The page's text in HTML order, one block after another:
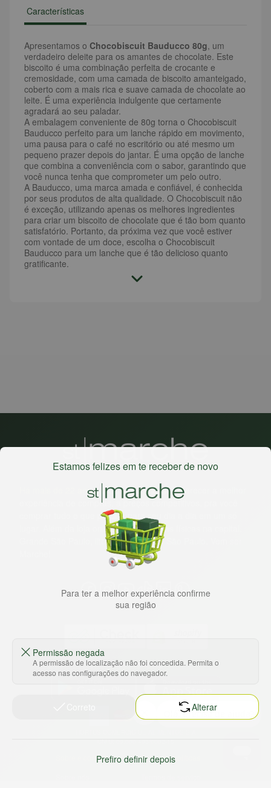
Características
Apresentamos o Chocobiscuit Bauducco 80g, um
verdadeiro deleite para os amantes de chocolate. Este
biscoito é uma combinação perfeita de crocante e
cremosidade, com uma camada de biscoito amanteigado,
coberto com a mais rica e suave camada de chocolate ao
leite. É uma experiência indulgente que certamente
agradará ao seu paladar.
A embalagem conveniente de 80g torna o Chocobiscuit
Bauducco perfeito para um lanche rápido em movimento,
uma pausa para o café no escritório ou até mesmo um
pequeno prazer depois do jantar. É uma opção de lanche
que combina a conveniência com o sabor, garantindo que
você nunca tenha que comprometer um pelo outro.
A Bauducco, uma marca amada e confiável, é conhecida
por seus produtos de alta qualidade. O Chocobiscuit não
é exceção, utilizando apenas os melhores ingredientes
para criar um biscoito de chocolate que é tão bom quanto
satisfatório. Portanto, da próxima vez que você estiver
com vontade de um doce, escolha o Chocobiscuit
Bauducco para um lanche que é tão delicioso quanto
gratificante.
Há mais de 22 anos, o St. Marche busca oferecer a melhor
experiência de compras, a preços competitivos, pra você
comprar tudo o que precisa para seu dia a dia em um só
lugar. Além da loja online temos 31 lojas físicas na capital,
Grande São Paulo, litoral e interior de São Paulo. Vem ser
Sobre e contato
Termos e políticas
Baixe nosso app
Estamos felizes em te receber de novo
Para ter a melhor experiência confirme
sua região
Permissão negada
A permissão de localização não foi concedida. Permita o
acesso nas configurações do navegador.
Alterar
Prefiro definir depois